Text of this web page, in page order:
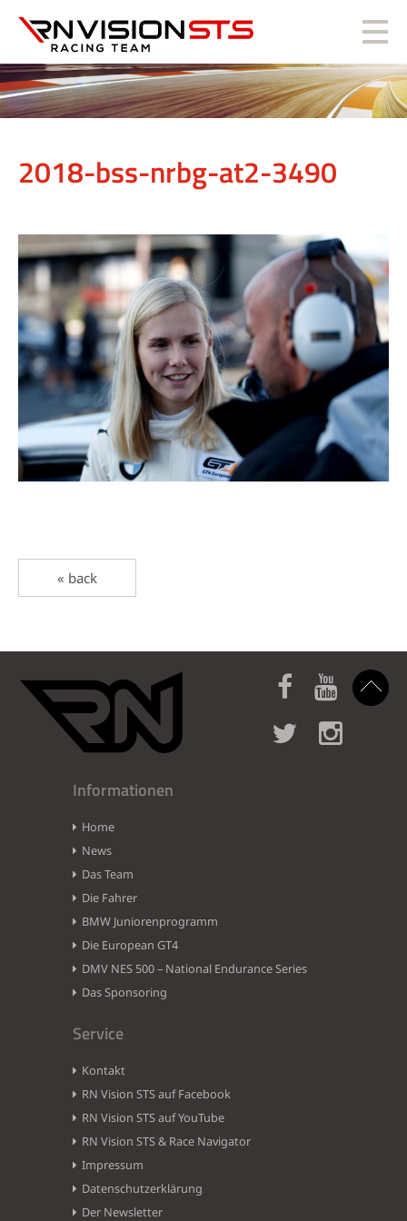
RN Vision STS
2018-bss-nrbg-at2-3490
« back
Informationen
Home
News
Das Team
Die Fahrer
BMW Juniorenprogramm
Die European GT4
DMV NES 500 – National Endurance Series
Das Sponsoring
Service
Kontakt
RN Vision STS auf Facebook
RN Vision STS auf YouTube
RN Vision STS & Race Navigator
Impressum
Datenschutzerklärung
Der Newsletter